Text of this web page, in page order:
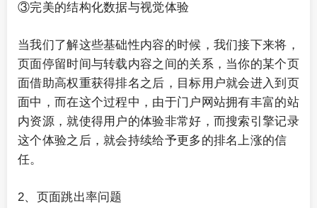
③完美的结构化数据与视觉体验
当我们了解这些基础性内容的时候，我们接下来将，
页面停留时间与转载内容之间的关系，当你的某个页
面借助高权重获得排名之后，目标用户就会进入到页
面中，而在这个过程中，由于门户网站拥有丰富的站
内资源，就使得用户的体验非常好，而搜索引擎记录
这个体验之后，就会持续给予更多的排名上涨的信
任。
2、页面跳出率问题